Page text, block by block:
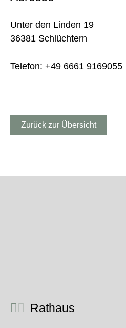
Unter den Linden 19
36381 Schlüchtern
Telefon: +49 6661 9169055
Zurück zur Übersicht
Rathaus